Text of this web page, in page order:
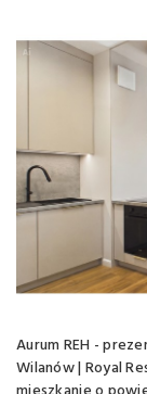
Aurum REH -
Wilanów | Royal